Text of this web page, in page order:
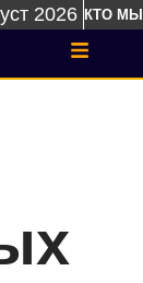
2026 КТО МЫ